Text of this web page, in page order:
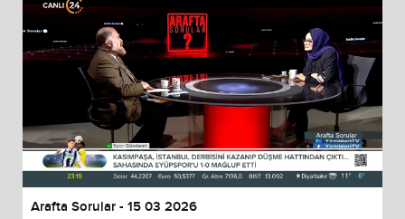
Arafta Sorular - 15 03 2026